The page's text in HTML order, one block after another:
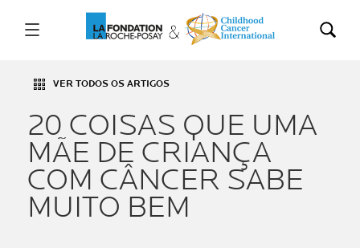
VER TODOS OS ARTIGOS
20 COISAS QUE UMA
MÃE DE CRIANÇA
COM CÂNCER SABE
MUITO BEM